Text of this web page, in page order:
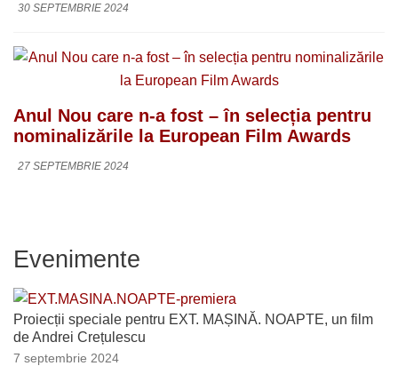
30 SEPTEMBRIE 2024
Anul Nou care n-a fost – în selecția pentru
nominalizările la European Film Awards
27 SEPTEMBRIE 2024
Evenimente
Proiecții speciale pentru EXT. MAȘINĂ. NOAPTE, un film
de Andrei Crețulescu
7 septembrie 2024